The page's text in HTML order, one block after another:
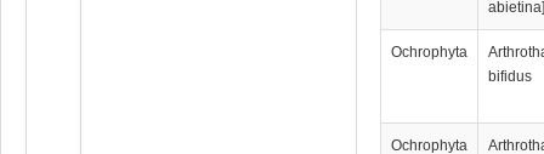
Ochrophyta
bifidus
Ochrophyta